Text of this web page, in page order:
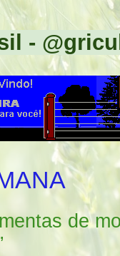
-
de